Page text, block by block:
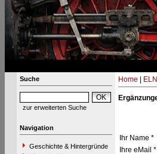
Suche
zur erweiterten Suche
Navigation
Geschichte & Hintergründe
Home
Ihr Name *
Ihre eMail *